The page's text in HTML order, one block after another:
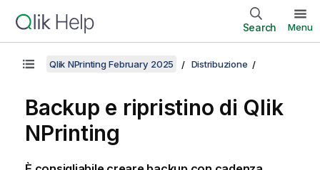
Search Menu
Qlik NPrinting February 2025 Distribuzione
Backup e ripristino di Qlik
NPrinting